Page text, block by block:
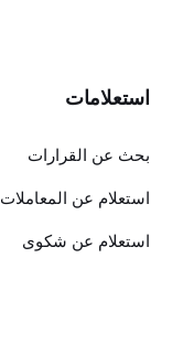
استعلامات
بحث عن القرارات
استعلام عن المعاملات
استعلام عن شكوى